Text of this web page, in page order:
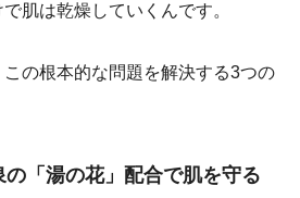
肌は乾燥していくんです。
の根本的な問題を解決する3つの
「湯の花」配合で肌を守る